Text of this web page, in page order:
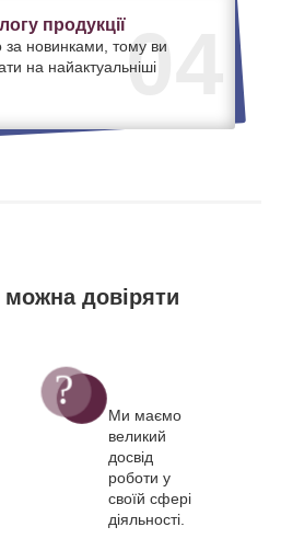
04
продукції
новинками, тому ви
на найактуальніші
довіряти
Ми маємо
великий
досвід
роботи у
своїй сфері
діяльності.